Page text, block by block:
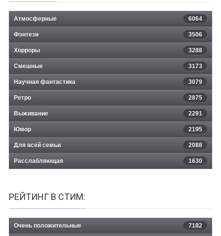
Атмосферные 6064
Фэнтези 3506
Хорроры 3288
Смешные 3173
Научная фантастика 3079
Ретро 2875
Выживание 2291
Юмор 2195
Для всей семьи 2088
Расслабляющая 1630
РЕЙТИНГ В СТИМ:
Очень положительные 7182